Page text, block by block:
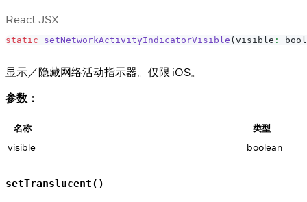
React JSX
static setNetworkActivityIndicatorVisible ( visible :
显示／隐藏网络活动指示器。仅限 iOS。
参数：
名称 类型
visible boolean
setTranslucent()